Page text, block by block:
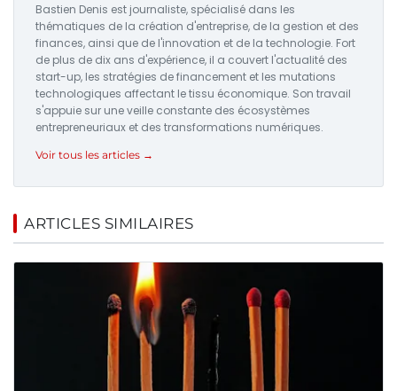
Bastien Denis est journaliste, spécialisé dans les
thématiques de la création d'entreprise, de la gestion et des
finances, ainsi que de l'innovation et de la technologie. Fort
de plus de dix ans d'expérience, il a couvert l'actualité des
start-up, les stratégies de financement et les mutations
technologiques affectant le tissu économique. Son travail
s'appuie sur une veille constante des écosystèmes
entrepreneuriaux et des transformations numériques.
Voir tous les articles →
ARTICLES SIMILAIRES